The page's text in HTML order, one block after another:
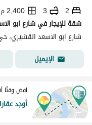
2
3
2,400 م2
شارع ابو الاسعد القشيري،
الإيميل
اقض وقتًا
أوجد